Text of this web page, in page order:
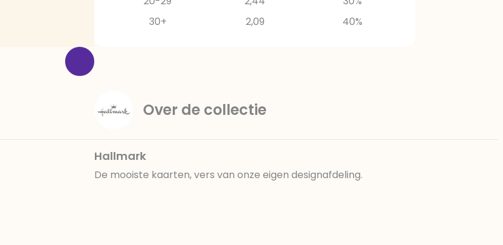
30+
2,09 40%
Over de collectie
Hallmark
De mooiste kaarten, vers van onze eigen designafdeling.